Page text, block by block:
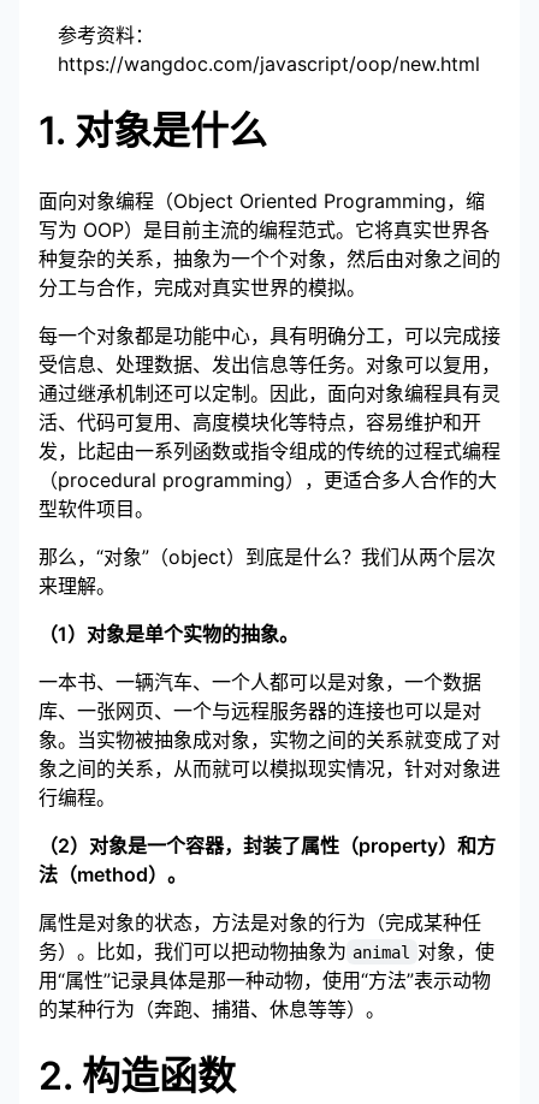
参考资料：
https://wangdoc.com/javascript/oop/new.html
1. 对象是什么
面向对象编程（Object Oriented Programming，缩
写为 OOP）是目前主流的编程范式。它将真实世界各
种复杂的关系，抽象为一个个对象，然后由对象之间的
分工与合作，完成对真实世界的模拟。
每一个对象都是功能中心，具有明确分工，可以完成接
受信息、处理数据、发出信息等任务。对象可以复用，
通过继承机制还可以定制。因此，面向对象编程具有灵
活、代码可复用、高度模块化等特点，容易维护和开
发，比起由一系列函数或指令组成的传统的过程式编程
（procedural programming），更适合多人合作的大
型软件项目。
那么，“对象”（object）到底是什么？我们从两个层次
来理解。
（1）对象是单个实物的抽象。
一本书、一辆汽车、一个人都可以是对象，一个数据
库、一张网页、一个与远程服务器的连接也可以是对
象。当实物被抽象成对象，实物之间的关系就变成了对
象之间的关系，从而就可以模拟现实情况，针对对象进
行编程。
（2）对象是一个容器，封装了属性（property）和方
法（method）。
属性是对象的状态，方法是对象的行为（完成某种任
务）。比如，我们可以把动物抽象为 animal
对象，使
用“属性”记录具体是那一种动物，使用“方法”表示动物
的某种行为（奔跑、捕猎、休息等等）。
2. 构造函数